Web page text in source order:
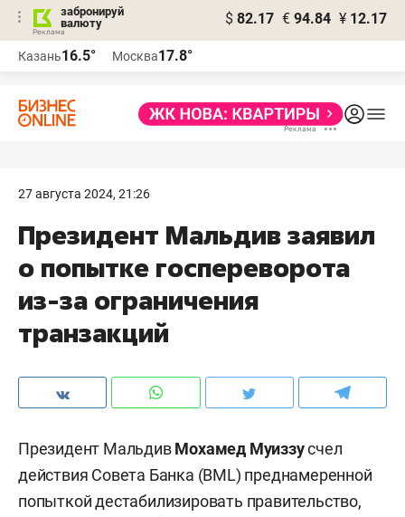
забронируй
валюту
$ 82.17 € 94.84 ¥ 12.17
Казань16.5° Москва17.8°
27 августа 2024, 21:26
Президент Мальдив заявил
о попытке госпереворота
из-за ограничения
транзакций
Президент МальдивМохамед Муиззусчел
действия Совета Банка (BML) преднамеренной
попыткой дестабилизировать правительство,